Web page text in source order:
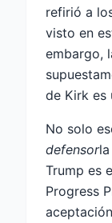
refirió a
visto en
embargo,
de Kirk es
No solo
defensor
Trump es
Progress